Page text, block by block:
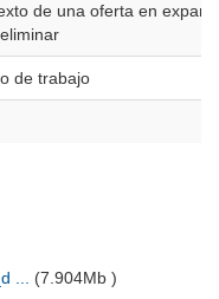
de una oferta en
de trabajo
... (7.904Mb )